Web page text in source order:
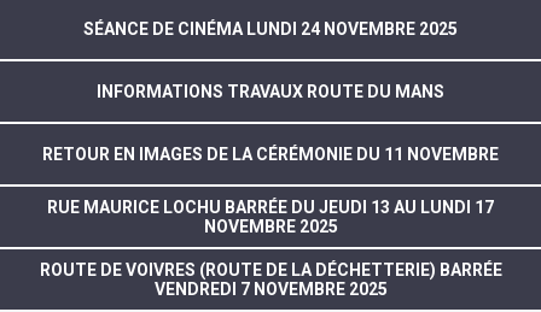
SÉANCE DE CINÉMA LUNDI 24 NOVEMBRE 2025
INFORMATIONS TRAVAUX ROUTE DU MANS
RETOUR EN IMAGES DE LA CÉRÉMONIE DU 11 NOVEMBRE
RUE MAURICE LOCHU BARRÉE DU JEUDI 13 AU LUNDI 17
NOVEMBRE 2025
ROUTE DE VOIVRES (ROUTE DE LA DÉCHETTERIE) BARRÉE
VENDREDI 7 NOVEMBRE 2025